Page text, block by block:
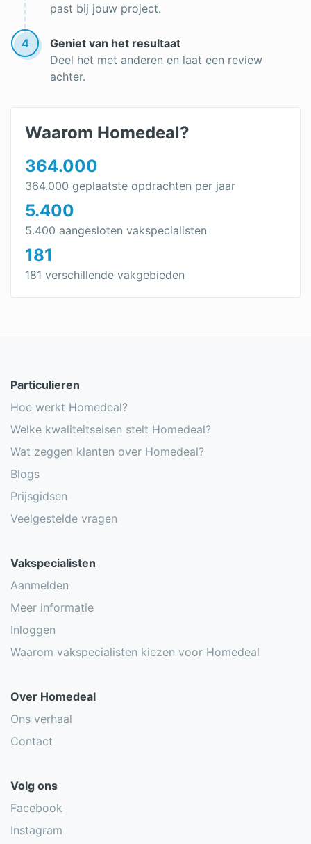
Dubbele nokverhoging
Dubbele dakkapel
Polyester dakkapel
Nieuwe Dakkapel
Dakkapel bouwen: van kosten tot voordelen &
dakkapel renovatie
dakkapel op maat
Dakkapel groot
Goedkope dakkapel
past bij jouw project.
4
Geniet van het resultaat
Deel het met anderen en laat een review
achter.
Waarom Homedeal?
364.000
364.000 geplaatste opdrachten per jaar
5.400
5.400 aangesloten vakspecialisten
181
181 verschillende vakgebieden
Particulieren
Hoe werkt Homedeal?
Welke kwaliteitseisen stelt Homedeal?
Wat zeggen klanten over Homedeal?
Blogs
Prijsgidsen
Veelgestelde vragen
Vakspecialisten
Aanmelden
Meer informatie
Inloggen
Waarom vakspecialisten kiezen voor Homedeal
Over Homedeal
Ons verhaal
Contact
Volg ons
Facebook
Instagram